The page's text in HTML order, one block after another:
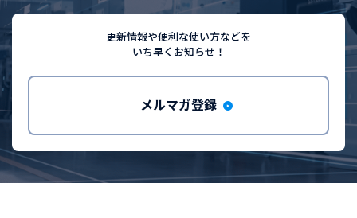
更新情報や便利な使い方などを
いち早くお知らせ！
メルマガ登録